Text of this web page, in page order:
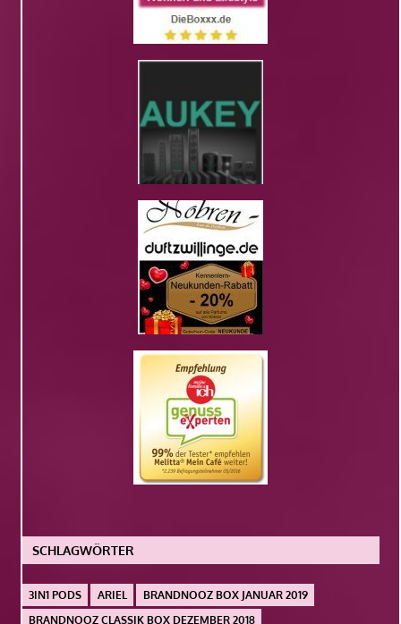
SCHLAGWÖRTER
3IN1 PODS ARIEL
BRANDNOOZ BOX JANUAR 2019
BRANDNOOZ CLASSIK BOX DEZEMBER 2018